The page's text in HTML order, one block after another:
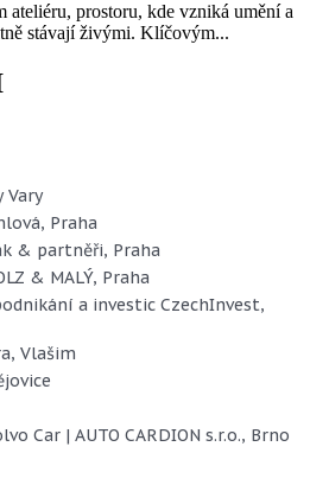
ateliéru, prostoru, kde vzniká umění a
stávají živými. Klíčovým...
Vary
Praha
& partněři, Praha
& MALÝ, Praha
a investic CzechInvest,
Vlašim
Car | AUTO CARDION s.r.o., Brno